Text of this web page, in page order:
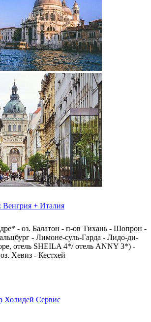
+ Италия
- оз. Балатон - п-ов Тихань - Шопрон -
- Лимоне-суль-Гарда - Лидо-ди-
отель SHEILA 4*/ отель ANNY 3*) -
Хевиз - Кестхей
Холидей Сервис